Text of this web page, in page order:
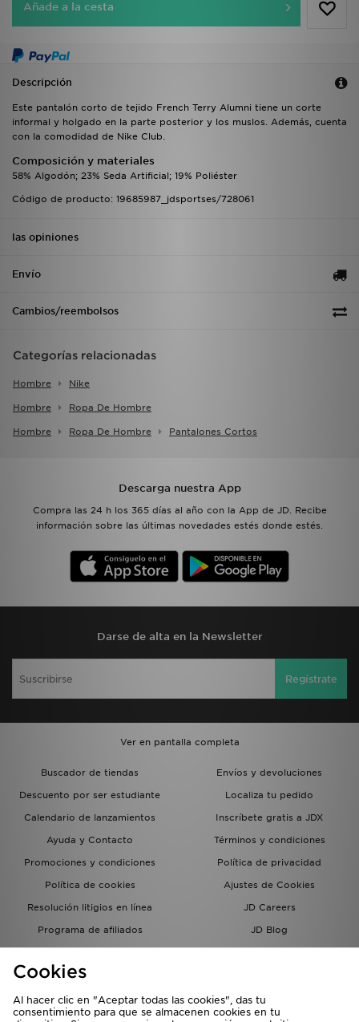
Añade a la cesta
Descripción
Este pantalón corto de tejido French Terry Alumni tiene un corte
informal y holgado en la parte posterior y los muslos. Además, cuenta
con la comodidad de Nike Club.
Composición y materiales
58% Algodón; 23% Seda Artificial; 19% Poliéster
Código de producto: 19685987_jdsportses/728061
las opiniones
Envío
Cambios/reembolsos
Categorías relacionadas
Hombre Nike
Hombre Ropa De Hombre
Hombre Ropa De Hombre Pantalones Cortos
Descarga nuestra App
Compra las 24 h los 365 días al año con la App de JD. Recibe
información sobre las últimas novedades estés donde estés.
Darse de alta en la Newsletter
Regístrate
Ver en pantalla completa
Buscador de tiendas
Envíos y devoluciones
Descuento por ser estudiante
Localiza tu pedido
Calendario de lanzamientos
Inscríbete gratis a JDX
Ayuda y Contacto
Términos y condiciones
Promociones y condiciones
Política de privacidad
Política de cookies
Ajustes de Cookies
Resolución litigios en línea
JD Careers
Programa de afiliados
JD Blog
del grupo JD - Whistleblowing
Cookies
Al hacer clic en "Aceptar todas las cookies", das tu
consentimiento para que se almacenen cookies en tu